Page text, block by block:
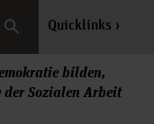
Search Quicklinks
bilden,
Sozialen Arbeit